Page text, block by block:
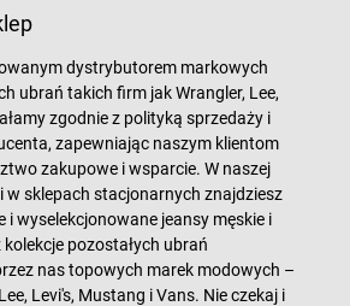
dystrybutorem markowych
ubrań takich firm jak Wrangler, Lee,
zgodnie z polityką sprzedaży i
zapewniając naszym klientom
zakupowe i wsparcie. W naszej
w sklepach stacjonarnych znajdziesz
i wyselekcjonowane jeansy męskie i
pozostałych ubrań
nas topowych marek modowych –
Levi's, Mustang i Vans. Nie czekaj i